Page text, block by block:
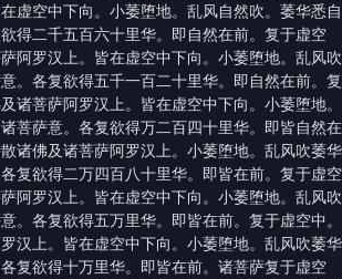
虚空中下向。小萎堕地。乱风自然吹。萎华悉自
得二千五百六十里华。即自然在前。复于虚空
阿罗汉上。皆在虚空中下向。小萎堕地。乱风吹
。各复欲得五千一百二十里华。即自然在前。复
诸菩萨阿罗汉上。皆在虚空中下向。小萎堕地。
菩萨意。各复欲得万二百四十里华。即皆自然在
诸佛及诸菩萨阿罗汉上。小萎堕地。乱风吹萎华
复欲得二万四百八十里华。即皆在前。复于虚空
阿罗汉上。皆在虚空中下向。小萎堕地。乱风吹
。各复欲得五万里华。即皆在前。复于虚空中。
汉上。皆在虚空中下向。小萎堕地。乱风吹萎华
复欲得十万里华。即皆在前。诸菩萨复于虚空